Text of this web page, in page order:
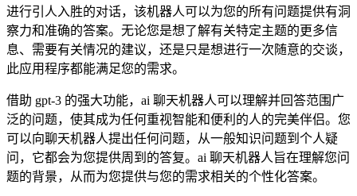
进行引人入胜的对话，该机器人可以为您的所有问题提供有洞
察力和准确的答案。无论您是想了解有关特定主题的更多信
息、需要有关情况的建议，还是只是想进行一次随意的交谈，
此应用程序都能满足您的需求。
借助 gpt-3 的强大功能，ai 聊天机器人可以理解并回答范围广
泛的问题，使其成为任何重视智能和便利的人的完美伴侣。您
可以向聊天机器人提出任何问题，从一般知识问题到个人疑
问，它都会为您提供周到的答复。ai 聊天机器人旨在理解您问
题的背景，从而为您提供与您的需求相关的个性化答案。